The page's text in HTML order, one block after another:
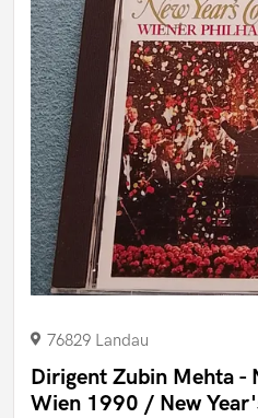
76829 Landau
Dirigent Zubin Mehta -
Wien 1990 / New